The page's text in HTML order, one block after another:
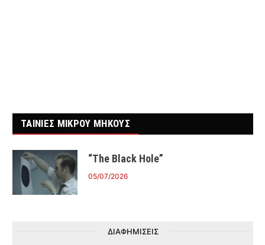
ΤΑΙΝΙΕΣ ΜΙΚΡΟΥ ΜΗΚΟΥΣ
“The Black Hole”
05/07/2026
ΔΙΑΦΗΜΙΣΕΙΣ